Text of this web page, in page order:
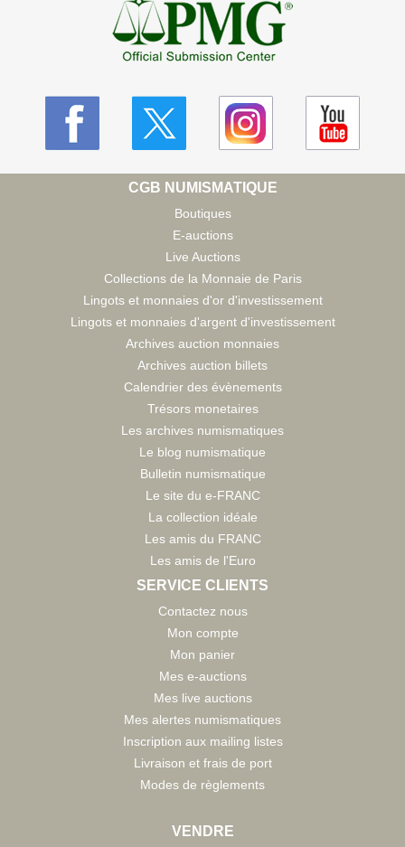
CGB NUMISMATIQUE
Boutiques
E-auctions
Live Auctions
Collections de la Monnaie de Paris
Lingots et monnaies d'or d'investissement
Lingots et monnaies d'argent d'investissement
Archives auction monnaies
Archives auction billets
Calendrier des évènements
Trésors monetaires
Les archives numismatiques
Le blog numismatique
Bulletin numismatique
Le site du e-FRANC
La collection idéale
Les amis du FRANC
Les amis de l'Euro
SERVICE CLIENTS
Contactez nous
Mon compte
Mon panier
Mes e-auctions
Mes live auctions
Mes alertes numismatiques
Inscription aux mailing listes
Livraison et frais de port
Modes de règlements
VENDRE